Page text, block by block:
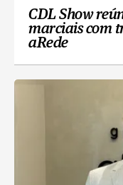
CDL Show
marciais com
aRede